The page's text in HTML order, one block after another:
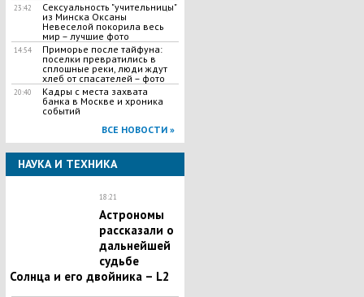
23:42
Сексуальность "учительницы"
из Минска Оксаны
Невеселой покорила весь
мир – лучшие фото
14:54
Приморье после тайфуна:
поселки превратились в
сплошные реки, люди ждут
хлеб от спасателей – фото
20:40
Кадры с места захвата
банка в Москве и хроника
событий
ВСЕ НОВОСТИ »
НАУКА И ТЕХНИКА
18:21
Астрономы
рассказали о
дальнейшей
судьбе
Солнца и его двойника – L2